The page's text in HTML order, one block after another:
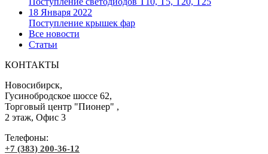
18 Января 2022
Поступление крышек фар
Все новости
Статьи
КОНТАКТЫ
Новосибирск,
Гусинобродское шоссе 62,
Торговый центр "Пионер" ,
2 этаж, Офис 3
Телефоны:
+7 (383) 200-36-12